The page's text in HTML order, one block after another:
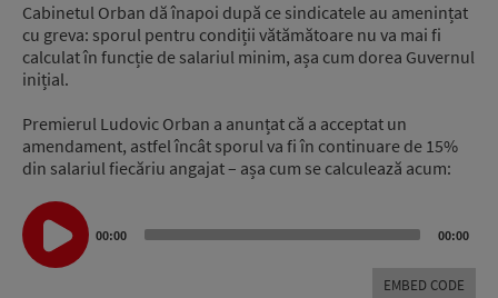
Cabinetul Orban dă înapoi după ce sindicatele au amenințat
cu greva: sporul pentru condiții vătămătoare nu va mai fi
calculat în funcție de salariul minim, așa cum dorea Guvernul
inițial.
Premierul Ludovic Orban a anunțat că a acceptat un
amendament, astfel încât sporul va fi în continuare de 15%
din salariul fiecăriu angajat – așa cum se calculează acum:
Audio
Player
00:00 00:00
EMBED CODE